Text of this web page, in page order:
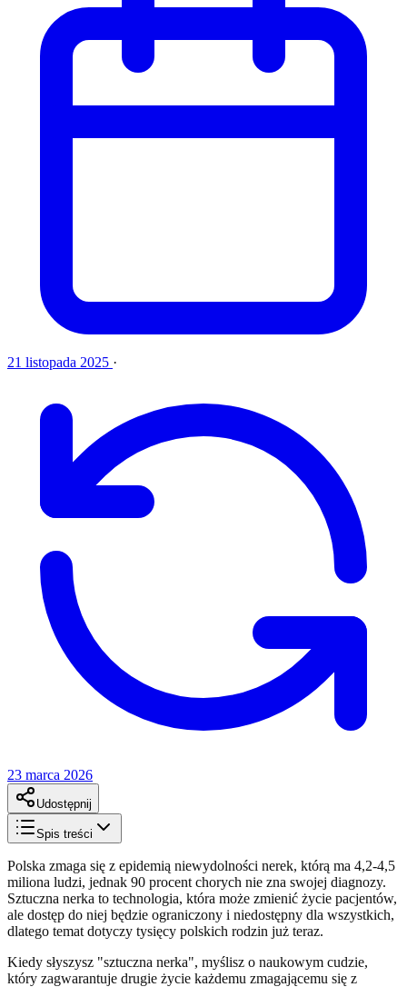
21 listopada 2025 ·
23 marca 2026
Udostępnij
Spis treści
Polska zmaga się z epidemią niewydolności nerek, którą ma 4,2-4,5
miliona ludzi, jednak 90 procent chorych nie zna swojej diagnozy.
Sztuczna nerka to technologia, która może zmienić życie pacjentów,
ale dostęp do niej będzie ograniczony i niedostępny dla wszystkich,
dlatego temat dotyczy tysięcy polskich rodzin już teraz.
Kiedy słyszysz "sztuczna nerka", myślisz o naukowym cudzie,
który zagwarantuje drugie życie każdemu zmagającemu się z